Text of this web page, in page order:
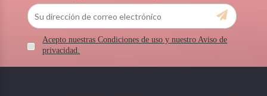
Acepto nuestras Condiciones de uso y nuestro Aviso de
privacidad.